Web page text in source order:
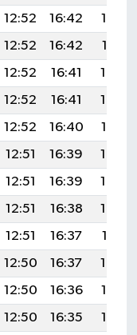
12:52 16:42
19:52
12:52 16:42
19:51
12:52 16:41
19:50
12:52 16:41
19:48
12:52 16:40
19:47
12:51 16:39
19:46
12:51 16:39
19:44
12:51 16:38
19:43
12:51 16:37
19:41
12:50 16:37
19:40
12:50 16:36
19:38
12:50 16:35 19:37